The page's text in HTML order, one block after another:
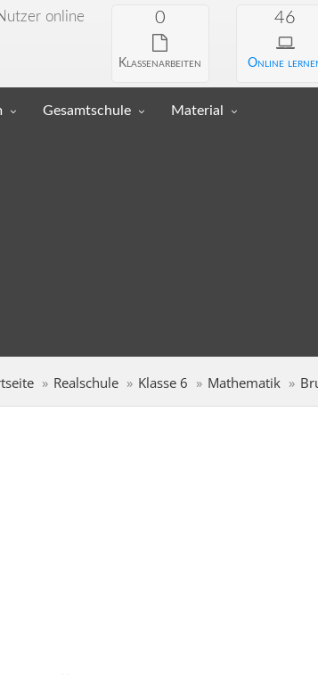
online 0
Klassenarbeiten
46
Online
Gesamtschule Material
Realschule Klasse 6 Mathematik